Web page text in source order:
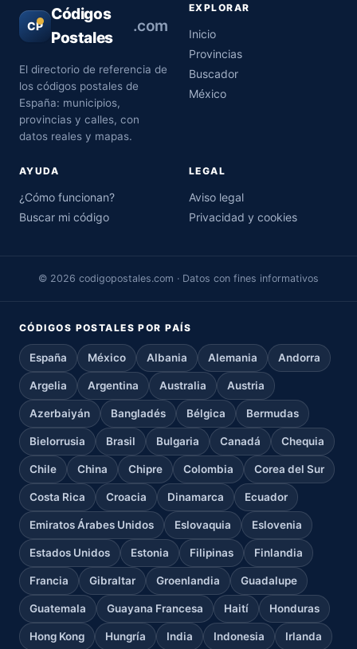
CP
Códigos
Postales
.com
El directorio de referencia de
los códigos postales de
España: municipios,
provincias y calles, con
datos reales y mapas.
EXPLORAR
Inicio
Provincias
Buscador
México
AYUDA
¿Cómo funcionan?
Buscar mi código
LEGAL
Aviso legal
Privacidad y cookies
© 2026 codigopostales.com · Datos con fines informativos
CÓDIGOS POSTALES POR PAÍS
España México Albania Alemania Andorra
Argelia Argentina Australia Austria
Azerbaiyán Bangladés Bélgica Bermudas
Bielorrusia Brasil Bulgaria Canadá Chequia
Chile China Chipre Colombia Corea del Sur
Costa Rica Croacia Dinamarca Ecuador
Emiratos Árabes Unidos Eslovaquia Eslovenia
Estados Unidos Estonia Filipinas Finlandia
Francia Gibraltar Groenlandia Guadalupe
Guatemala Guayana Francesa Haití Honduras
Hong Kong Hungría India Indonesia Irlanda